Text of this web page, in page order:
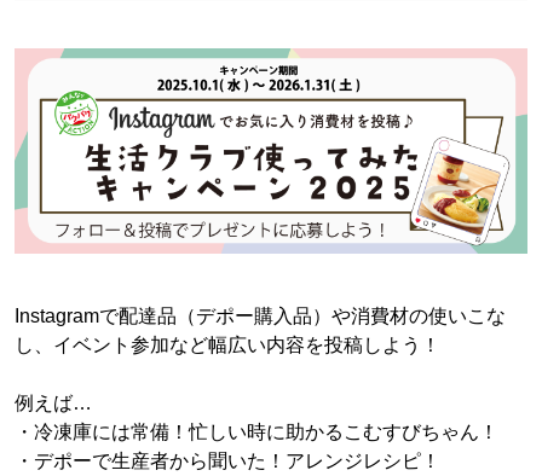
Instagramで配達品（デポー購入品）や消費材の使いこな
し、イベント参加など幅広い内容を投稿しよう！
例えば…
・冷凍庫には常備！忙しい時に助かるこむすびちゃん！
・デポーで生産者から聞いた！アレンジレシピ！